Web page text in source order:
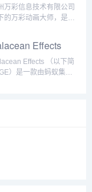
出品牌特色，吸引更多
客户。立即访问我们的
万彩信息技术有限公司
的万彩动画大师，是一
软件，易上手，比AE、
软件简单很多， 一个
的软件，就可以做出专
Effects
Effects （以下简
）是一款由蚂蚁集团